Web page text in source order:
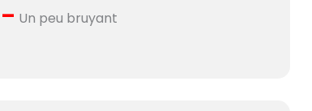
– Un peu bruyant